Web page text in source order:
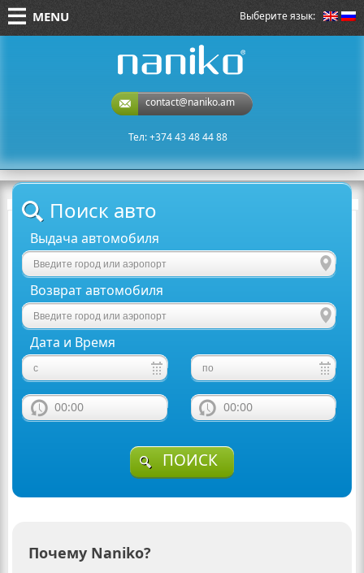
Выберите язык:
MENU
contact@naniko.am
Тел: +374 43 48 44 88
Поиск авто
Выдача автомобиля
Возврат автомобиля
Дата и Время
00:00 00:00
ПОИСК
Почему Naniko?